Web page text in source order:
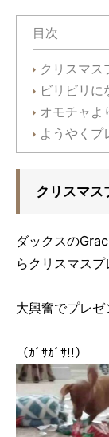
目次
クリスマス
ビリビリ
オモチャよ
ようやくプ
クリスマス
ダックスの
らクリスマスプ
大興奮でプレゼ
（ｶﾞｻｶﾞｻ!!）